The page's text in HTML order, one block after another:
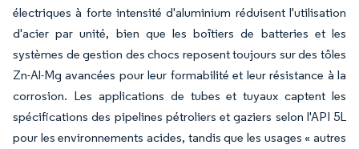
électriques à forte intensité d'aluminium réduisent l'utilisation
d'acier par unité, bien que les boîtiers de batteries et les
systèmes de gestion des chocs reposent toujours sur des tôles
Zn-Al-Mg avancées pour leur formabilité et leur résistance à la
corrosion. Les applications de tubes et tuyaux captent les
spécifications des pipelines pétroliers et gaziers selon l'API 5L
pour les environnements acides, tandis que les usages « autres